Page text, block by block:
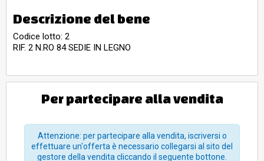
Descrizione del bene
Codice lotto: 2
RIF. 2 N.RO 84 SEDIE IN LEGNO
Per partecipare alla vendita
Attenzione: per partecipare alla vendita, iscriversi o
effettuare un'offerta è necessario collegarsi al sito del
gestore della vendita cliccando il seguente bottone.